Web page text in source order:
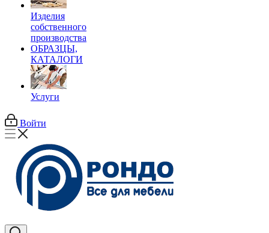
Изделия
собственного
производства
ОБРАЗЦЫ,
КАТАЛОГИ
Услуги
Войти